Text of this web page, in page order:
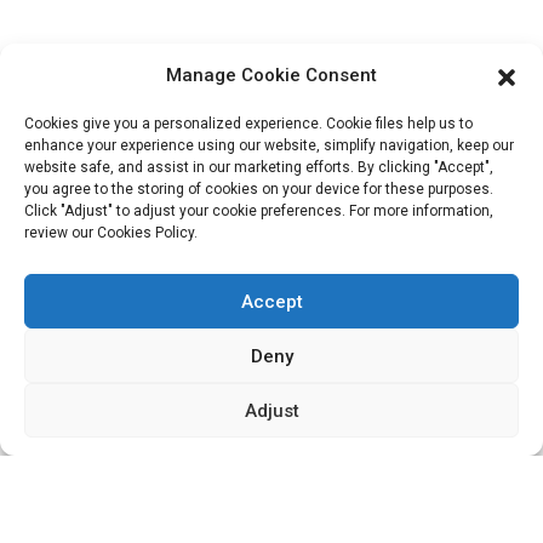
Bloc B-29, Parc d'innovation VanYang Crowd, n° 1, rue
ShuangYang, ville de YangQiao, district de BoLuo, ville de
HuiZhou, 516157, Chine
Saisissez votre adresse e-mail et nous vous enverrons les dernières
Manage Cookie Consent
Cookies give you a personalized experience. Cookie files help us to
enhance your experience using our website, simplify navigation, keep our
website safe, and assist in our marketing efforts. By clicking "Accept",
you agree to the storing of cookies on your device for these purposes.
Click "Adjust" to adjust your cookie preferences. For more information,
review our Cookies Policy.
Accept
Deny
Adjust